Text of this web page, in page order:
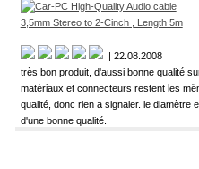
| 22.08.2008
très bon produit, d'aussi bonne qualité
matériaux et connecteurs restent les
qualité, donc rien a signaler. le diamètre
d'une bonne qualité.